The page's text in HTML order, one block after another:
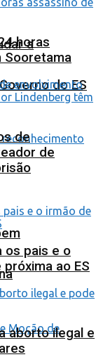
a
do ES
horas
Sooretama
de
de
os pais e o
ao ES
aborto ilegal e